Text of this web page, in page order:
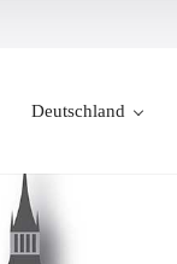
Deutschland